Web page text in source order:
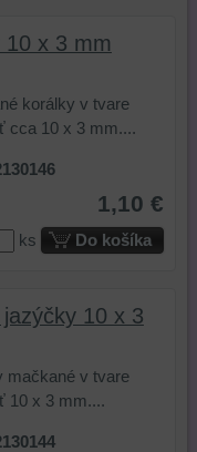
10 x 3 mm
korálky v tvare
cca 10 x 3 mm....
1,10 €
ks Do košíka
10 x 3
mačkané v tvare
10 x 3 mm....